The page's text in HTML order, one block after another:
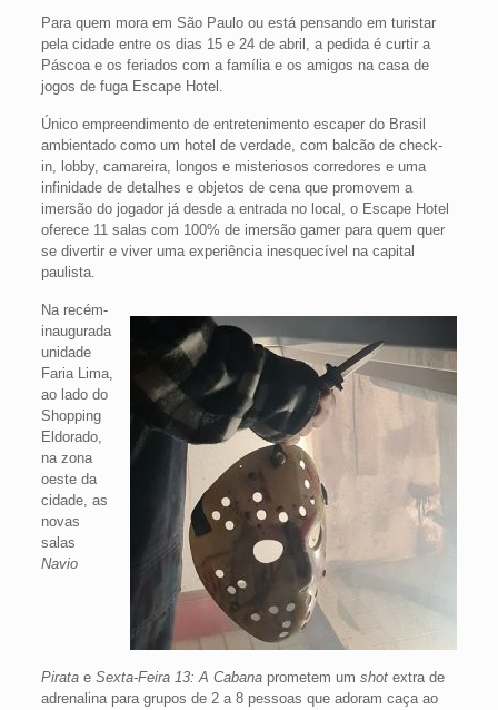
Para quem mora em São Paulo ou está pensando em turistar
pela cidade entre os dias 15 e 24 de abril, a pedida é curtir a
Páscoa e os feriados com a família e os amigos na casa de
jogos de fuga Escape Hotel.
Único empreendimento de entretenimento escaper do Brasil
ambientado como um hotel de verdade, com balcão de check-
in, lobby, camareira, longos e misteriosos corredores e uma
infinidade de detalhes e objetos de cena que promovem a
imersão do jogador já desde a entrada no local, o Escape Hotel
oferece 11 salas com 100% de imersão gamer para quem quer
se divertir e viver uma experiência inesquecível na capital
paulista.
Na recém-
inaugurada
unidade
Faria Lima,
ao lado do
Shopping
Eldorado,
na zona
oeste da
cidade, as
novas
salas
Navio
Pirata e Sexta-Feira 13: A Cabana prometem um shotextra de
adrenalina para grupos de 2 a 8 pessoas que adoram caça ao